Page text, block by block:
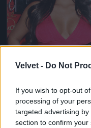
Velvet - Do Not
If you wish to opt-out
processing of your
targeted advertising
section to confirm